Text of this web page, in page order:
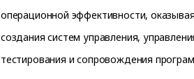
операционной эффективности,
создания систем управления,
тестирования и сопровождения